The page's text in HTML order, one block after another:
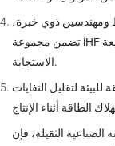
ومهندسين ذوي خبرة،
تضمن مجموعة iHF التسليم في الوقت المناسب وخدمة ما بعد البيع سريعة
الاستجابة.
لتقليل النفايات
الثقيلة، فإن